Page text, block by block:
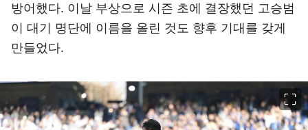
방어했다. 이날 부상으로 시즌 초에 결장했던 고승범
이 대기 명단에 이름을 올린 것도 향후 기대를 갖게
만들었다.